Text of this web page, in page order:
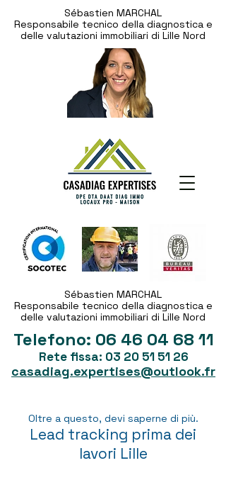
Sébastien MARCHAL
Responsabile tecnico della diagnostica e
delle valutazioni immobiliari di Lille Nord
Telefono: 06 46 04 68 11
Rete fissa: 03 20 51 51 26
casadiag.expertises@outlook.fr
Sébastien MARCHAL
Responsabile tecnico della diagnostica e
delle valutazioni immobiliari di Lille Nord
Oltre a questo, devi saperne di più.
Lead tracking prima dei
lavori Lille